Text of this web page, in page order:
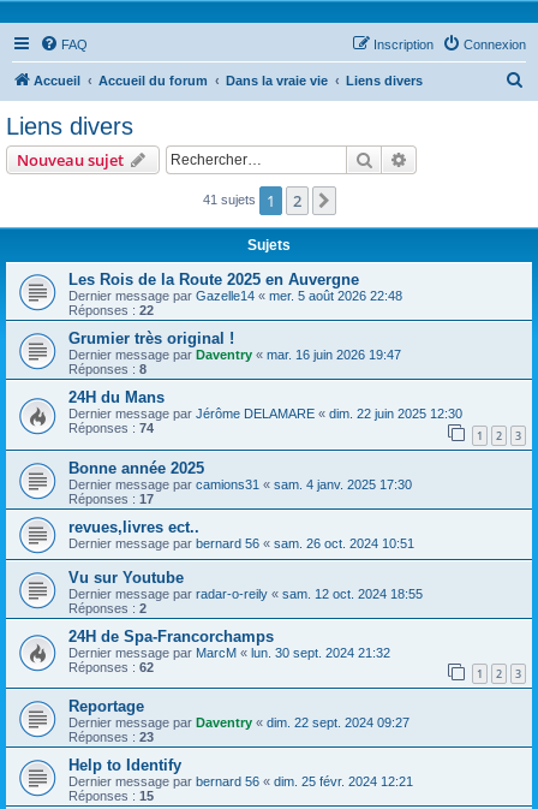
FAQ Connexion
Inscription
Accueil Accueil du forum Dans la vraie vie Liens divers
Liens divers
Nouveau sujet Rechercher
41 sujets 1 2
Sujets
Les Rois de la Route 2025 en Auvergne
Dernier message par Gazelle14 « mer. 5 août 2026 22:48
Réponses : 22
Grumier très original !
Dernier message par Daventry « mar. 16 juin 2026 19:47
Réponses : 8
24H du Mans
Dernier message par Jérôme DELAMARE « dim. 22 juin 2025 12:30
Réponses : 74 1 2 3
Bonne année 2025
Dernier message par camions31 « sam. 4 janv. 2025 17:30
Réponses : 17
revues,livres ect..
Dernier message par bernard 56 « sam. 26 oct. 2024 10:51
Vu sur Youtube
Dernier message par radar-o-reily « sam. 12 oct. 2024 18:55
Réponses : 2
24H de Spa-Francorchamps
Dernier message par MarcM « lun. 30 sept. 2024 21:32
Réponses : 62 1 2 3
Reportage
Dernier message par Daventry « dim. 22 sept. 2024 09:27
Réponses : 23
Help to Identify
Dernier message par bernard 56 « dim. 25 févr. 2024 12:21
Réponses : 15